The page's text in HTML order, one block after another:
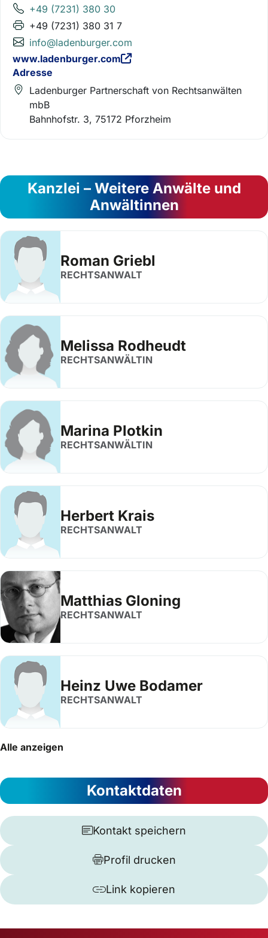
+49 (7231) 380 30
+49 (7231) 380 31 7
info@ladenburger.com
www.ladenburger.com
Adresse
Ladenburger Partnerschaft von Rechtsanwälten
mbB
Bahnhofstr. 3, 75172 Pforzheim
Kanzlei – Weitere Anwälte und
Anwältinnen
Roman Griebl
RECHTSANWALT
Melissa Rodheudt
RECHTSANWÄLTIN
Marina Plotkin
RECHTSANWÄLTIN
Herbert Krais
RECHTSANWALT
Matthias Gloning
RECHTSANWALT
Heinz Uwe Bodamer
RECHTSANWALT
Alle anzeigen
Kontaktdaten
Kontakt speichern
Profil drucken
Link kopieren